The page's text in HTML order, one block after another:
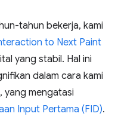
tahun bekerja, kami
to Next Paint
yang stabil. Hal ini
dalam cara kami
yang mengatasi
Input Pertama (FID).